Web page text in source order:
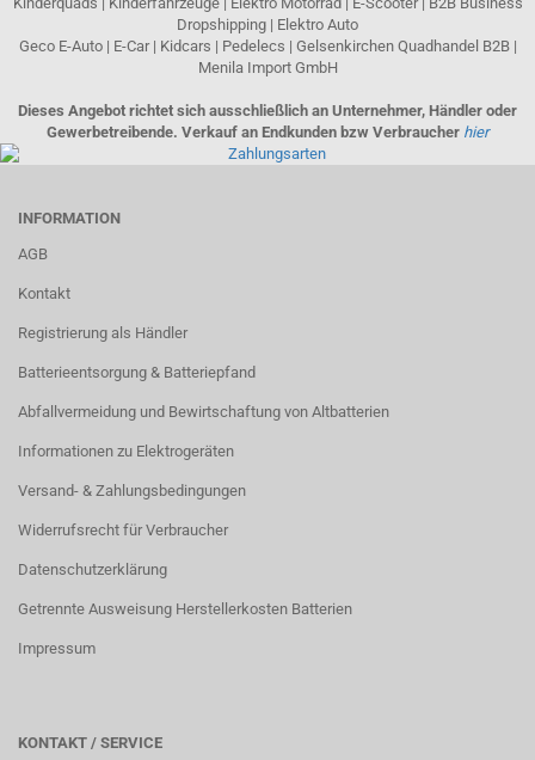
Dropshipping | Elektro Auto
Geco E-Auto | E-Car | Kidcars | Pedelecs | Gelsenkirchen Quadhandel B2B |
Menila Import GmbH
Dieses Angebot richtet sich ausschließlich an Unternehmer, Händler oder
Gewerbetreibende. Verkauf an Endkunden bzw Verbraucher hier
INFORMATION
AGB
Kontakt
Registrierung als Händler
Batterieentsorgung & Batteriepfand
Abfallvermeidung und Bewirtschaftung von Altbatterien
Informationen zu Elektrogeräten
Versand- & Zahlungsbedingungen
Widerrufsrecht für Verbraucher
Datenschutzerklärung
Getrennte Ausweisung Herstellerkosten Batterien
Impressum
KONTAKT / SERVICE